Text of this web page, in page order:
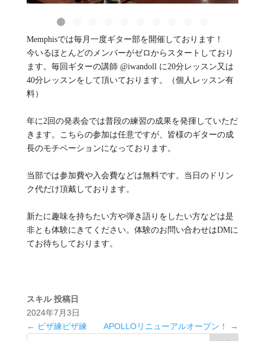
Memphisでは毎月一度ギター部を開催しております！
今いるほとんどのメンバーがゼロからスタートしており
ます。毎回ギターの講師 @iwandoll に20分レッスン又は
40分レッスンをして頂いております。（個人レッスン有
料）
年に2回の発表会では普段の練習の成果を発揮していただ
きます。こちらの参加は任意ですが、皆様のギターの成
長のモチベーションになっております。
当部では参加費や入会費などは無料です。当日のドリン
ク代だけ頂戴しております。
新たに趣味を持ちたい方や弾き語りをしたい方などは是
非とも体験にきてください。体験のお問い合わせはDMに
てお待ちしております。
スキル 投稿日
2024年7月3日
← ピザ練ピザ練 APOLLOリニューアルオープン！
→